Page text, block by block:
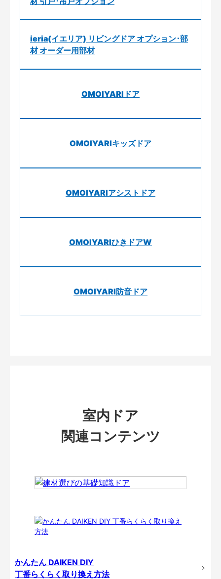
ieria(イエリア) リビングドア オプション･部
材 オーダー用部材
OMOIYARIドア
OMOIYARIキッズドア
OMOIYARIアシストドア
OMOIYARIひきドアW
OMOIYARI防音ドア
室内ドア
関連コンテンツ
かんたん DAIKEN DIY
丁番らくらく取り換え方法